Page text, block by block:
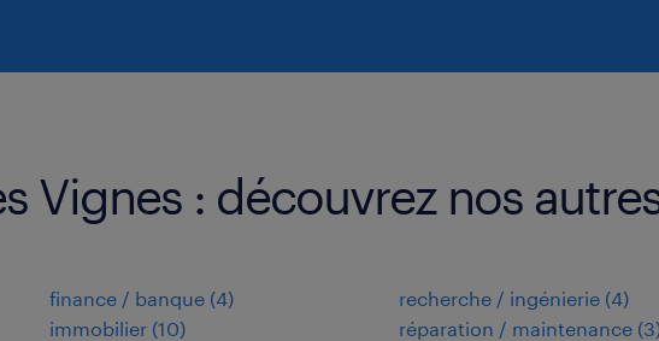
Vignes : découvrez nos
finance / banque (4)
immobilier (10)
recherche / ingénierie (4)
réparation / maintenance (3